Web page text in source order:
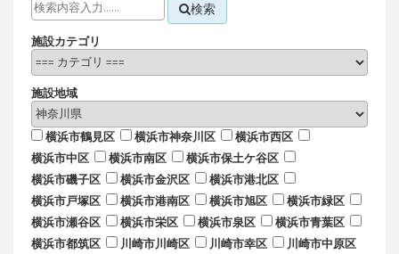
検索
施設カテゴリ
施設地域
横浜市鶴見区 横浜市神奈川区
横浜市西区
横浜市中区
横浜市南区
横浜市保土ケ谷区
横浜市磯子区
横浜市金沢区
横浜市港北区
横浜市戸塚区
横浜市港南区 横浜市旭区
横浜市緑区
横浜市瀬谷区
横浜市栄区 横浜市泉区
横浜市青葉区
横浜市都筑区
川崎市川崎区 川崎市幸区
川崎市中原区